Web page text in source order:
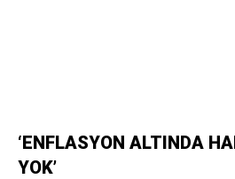
‘ENFLASYON ALTINDA
YOK’